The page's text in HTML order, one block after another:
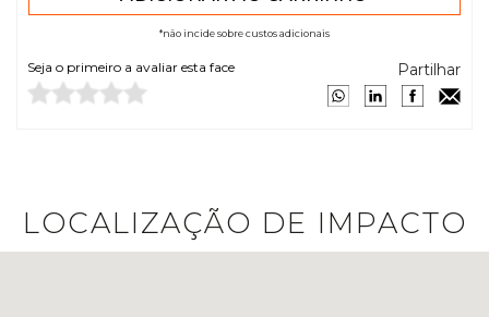
*não incide sobre custos adicionais
Seja o primeiro a avaliar esta face Partilhar
LOCALIZAÇÃO DE IMPACTO